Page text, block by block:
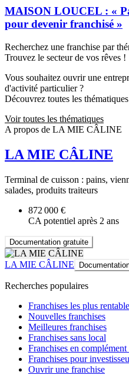
MAISON LOUCEL : «
pour devenir franchisé »
Recherchez une franchise par
Trouvez le secteur de vos rêves !
Vous souhaitez ouvrir une
d'activité particulier ?
Découvrez toutes les
Voir toutes les thématiques
A propos de LA MIE CÂLINE
LA MIE CÂLINE
Terminal de cuisson : pains,
salades, produits traiteurs
872 000 €
CA potentiel après 2 ans
Documentation gratuite
LA MIE CÂLINE
Recherches populaires
Franchises les plus
Nouvelles franchises
Meilleures franchises
Franchises sans local
Franchises en
Franchises pour
Ouvrir une franchise